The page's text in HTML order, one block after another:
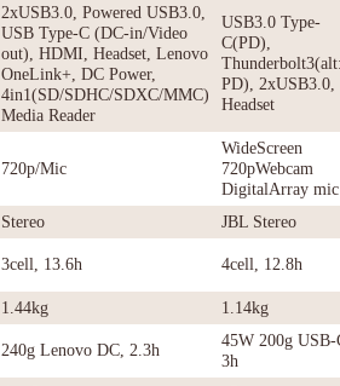
2xUSB3.0, Powered USB3.0,
USB Type-C (DC-in/Video
out), HDMI, Headset, Lenovo
OneLink+, DC Power,
4in1(SD/SDHC/SDXC/MMC)
Media Reader
USB3.0 Type-
C(PD),
PD), 2xUSB3.0,
Headset
720p/Mic
WideScreen
720pWebcam
DigitalArray mic
Stereo JBL Stereo
3cell, 13.6h 4cell, 12.8h
1.44kg 1.14kg
240g Lenovo DC, 2.3h
45W 200g USB-
3h